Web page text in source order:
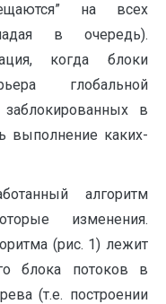
на всех
в очередь).
когда блоки
глобальной
в
выполнение каких-
алгоритм
изменения.
(рис. 1) лежит
блока потоков в
(т.е. построении